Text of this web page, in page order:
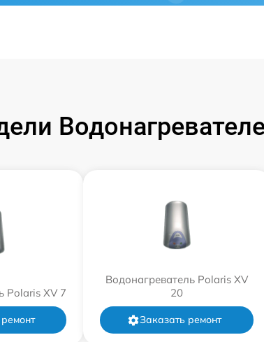
Polaris XV 7
Водонагреватель Polaris XV
20
Заказать ремонт